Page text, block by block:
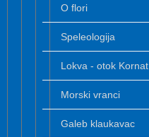
O flori
Speleologija
Lokva - otok Kornat
Morski vranci
Galeb klaukavac